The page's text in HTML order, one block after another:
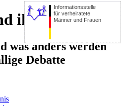
ihre Zerstörer
was anders werden
Debatte
Informationsstelle
für verheiratete
Männer und Frauen